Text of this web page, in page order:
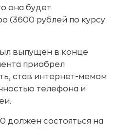
она будет
(3600 рублей по курсу
выпущен в конце
приобрел
став интернет-мемом
телефона и
должен состояться на